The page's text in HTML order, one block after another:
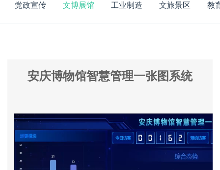
党政宣传 文博展馆 工业制造 文旅景区 教
安庆博物馆智慧管理一张图系统